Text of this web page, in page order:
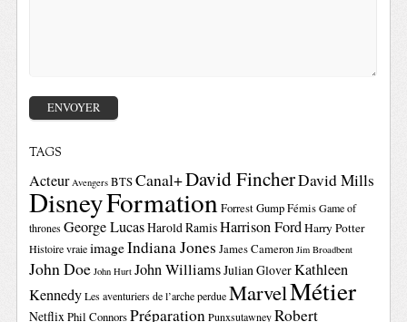
TAGS
Acteur Avengers BTSCanal+David FincherDavid Mills
DisneyFormationForrest GumpFémis Game of
thrones George LucasHarold RamisHarrison FordHarry Potter
Histoire vraie imageIndiana Jones James Cameron Jim Broadbent
John Doe John Hurt John WilliamsJulian GloverKathleen
Kennedy Les aventuriers de l’arche perdue MarvelMétier
NetflixPhil ConnorsPréparation Punxsutawney Robert